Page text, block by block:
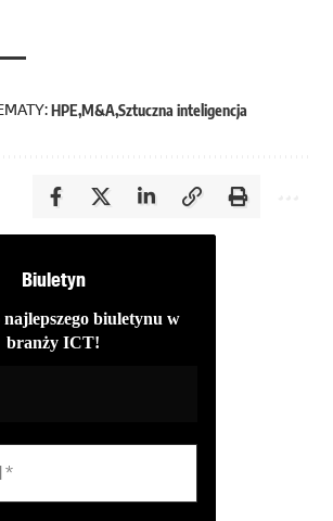
HPE M&ASztuczna inteligencja
Biuletyn
najlepszego biuletynu w
branży ICT!